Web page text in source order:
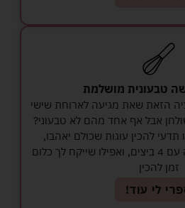
טבעונית מושלמת
הזאת שאת מגיעה לארוחת שישי
אבל אף אחד מהם לא טבעוני?
להכין עוגות שכולם יאהבו,
שתרגיש בדיוק כמו עוגה עם 4 ביצים, ואפילו שייקח לך כלום
זמן להכין
לי עוד!